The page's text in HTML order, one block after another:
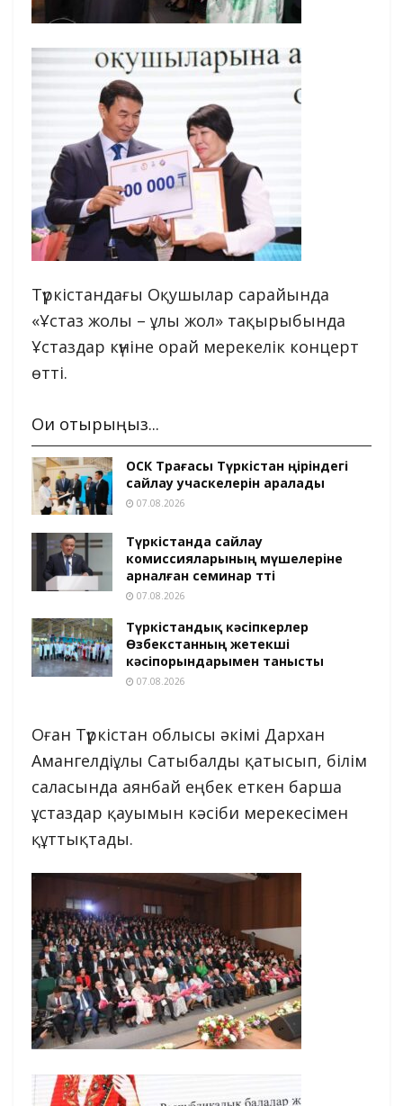
Түркістандағы Оқушылар сарайында
«Ұстаз жолы – ұлы жол» тақырыбында
Ұстаздар күніне орай мерекелік концерт
өтті.
Оқи отырыңыз...
ОСК Төрағасы Түркістан өңіріндегі
сайлау учаскелерін аралады
07.08.2026
Түркістанда сайлау
комиссияларының мүшелеріне
арналған семинар өтті
07.08.2026
Түркістандық кәсіпкерлер
Өзбекстанның жетекші
кәсіпорындарымен танысты
07.08.2026
Оған Түркістан облысы әкімі Дархан
Амангелдіұлы Сатыбалды қатысып, білім
саласында аянбай еңбек еткен барша
ұстаздар қауымын кәсіби мерекесімен
құттықтады.